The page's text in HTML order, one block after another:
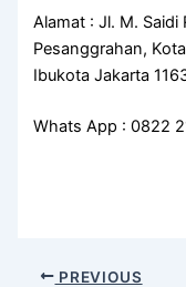
Alamat : Jl. M. Saidi
Pesanggrahan,
Ibukota Jakarta
Whats App : 0822
PREVIOUS